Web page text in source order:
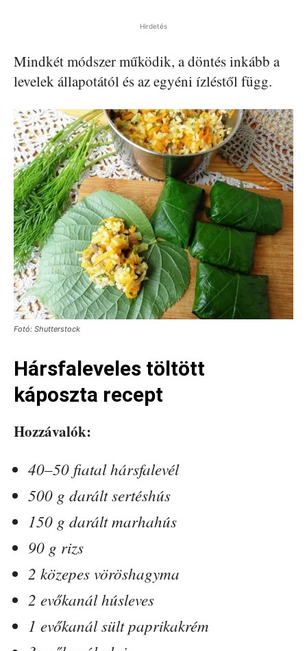
Hirdetés
Mindkét módszer működik, a döntés inkább a
levelek állapotától és az egyéni ízléstől függ.
Fotó: Shutterstock
Hársfaleveles töltött
káposzta recept
Hozzávalók:
40–50 fiatal hársfalevél
500 g darált sertéshús
150 g darált marhahús
90 g rizs
2 közepes vöröshagyma
2 evőkanál húsleves
1 evőkanál sült paprikakrém